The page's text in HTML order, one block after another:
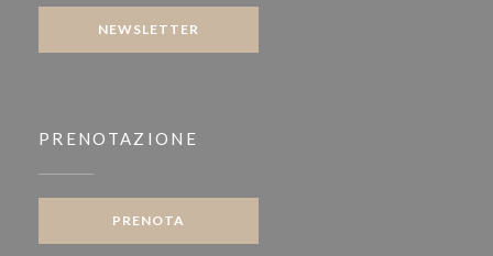
NEWSLETTER
PRENOTAZIONE
PRENOTA